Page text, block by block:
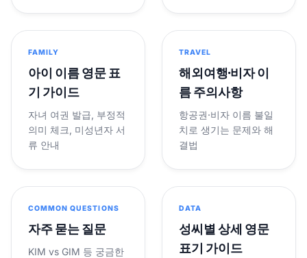
FAMILY
아이 이름 영문 표
기 가이드
자녀 여권 발급, 부정적
의미 체크, 미성년자 서
류 안내
TRAVEL
해외여행·비자 이
름 주의사항
항공권·비자 이름 불일
치로 생기는 문제와 해
결법
COMMON QUESTIONS
자주 묻는 질문
KIM vs GIM 등 궁금한
DATA
성씨별 상세 영문
표기 가이드